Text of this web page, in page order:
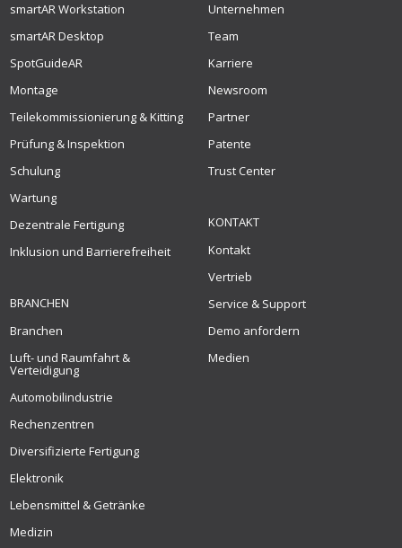
smartAR Workstation
smartAR Desktop
SpotGuideAR
Montage
Teilekommissionierung & Kitting
Prüfung & Inspektion
Schulung
Wartung
Dezentrale Fertigung
Inklusion und Barrierefreiheit
BRANCHEN
Branchen
Luft- und Raumfahrt &
Verteidigung
Automobilindustrie
Rechenzentren
Diversifizierte Fertigung
Elektronik
Lebensmittel & Getränke
Medizin
Unternehmen
Team
Karriere
Newsroom
Partner
Patente
Trust Center
KONTAKT
Kontakt
Vertrieb
Service & Support
Demo anfordern
Medien